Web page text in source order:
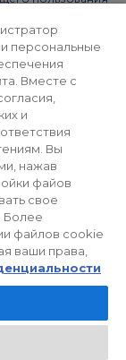
материалы имеют
могут считаться
а также не
статьи 66
персональные
Вместе с
и
Вы
нажав
файов
свое
Более
файлов cookie
ваши права,